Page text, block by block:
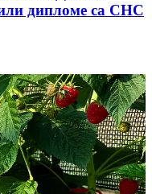
дипломе са СНС